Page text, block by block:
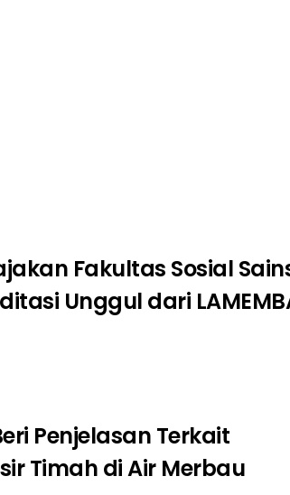
Fakultas Sosial
Unggul dari
Penjelasan Terkait
Timah di Air Merbau